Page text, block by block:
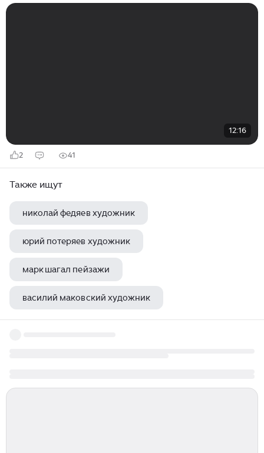
12:16
2 41
Также ищут
николай федяев художник
юрий потеряев художник
марк шагал пейзажи
василий маковский художник